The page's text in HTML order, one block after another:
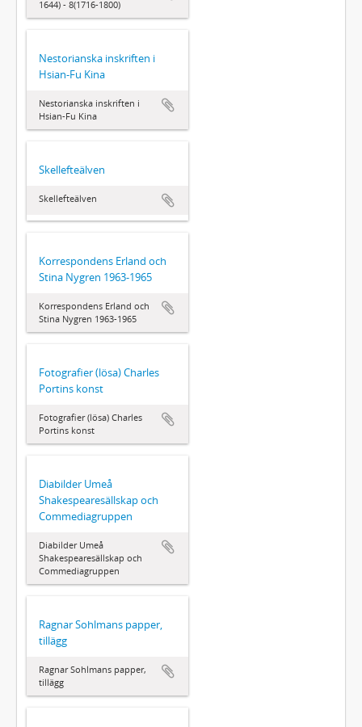
1644) - 8(1716-1800)
Nestorianska inskriften i
Hsian-Fu Kina
Nestorianska inskriften i
Hsian-Fu Kina
Skellefteälven
Skellefteälven
Korrespondens Erland och
Stina Nygren 1963-1965
Korrespondens Erland och
Stina Nygren 1963-1965
Fotografier (lösa) Charles
Portins konst
Fotografier (lösa) Charles
Portins konst
Diabilder Umeå
Shakespearesällskap och
Commediagruppen
Diabilder Umeå
Shakespearesällskap och
Commediagruppen
Ragnar Sohlmans papper,
tillägg
Ragnar Sohlmans papper,
tillägg